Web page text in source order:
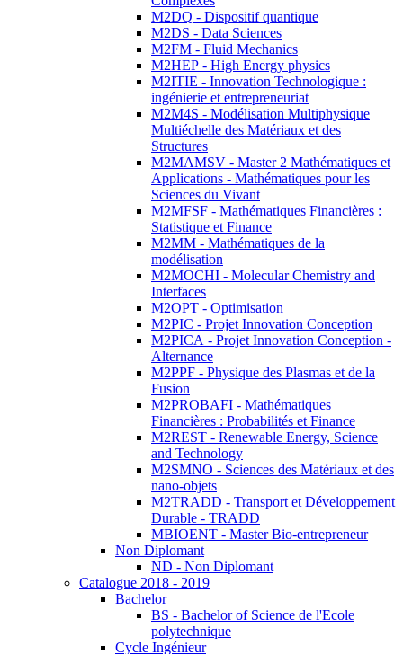
M2DQ - Dispositif quantique
M2DS - Data Sciences
M2FM - Fluid Mechanics
M2HEP - High Energy physics
M2ITIE - Innovation Technologique :
ingénierie et entrepreneuriat
M2M4S - Modélisation Multiphysique
Multiéchelle des Matériaux et des
Structures
M2MAMSV - Master 2 Mathématiques et
Applications - Mathématiques pour les
Sciences du Vivant
M2MFSF - Mathématiques Financières :
Statistique et Finance
M2MM - Mathématiques de la
modélisation
M2MOCHI - Molecular Chemistry and
Interfaces
M2OPT - Optimisation
M2PIC - Projet Innovation Conception
M2PICA - Projet Innovation Conception -
Alternance
M2PPF - Physique des Plasmas et de la
Fusion
M2PROBAFI - Mathématiques
Financières : Probabilités et Finance
M2REST - Renewable Energy, Science
and Technology
M2SMNO - Sciences des Matériaux et des
nano-objets
M2TRADD - Transport et Développement
Durable - TRADD
MBIOENT - Master Bio-entrepreneur
Non Diplomant
ND - Non Diplomant
Catalogue 2018 - 2019
Bachelor
BS - Bachelor of Science de l'Ecole
polytechnique
Cycle Ingénieur